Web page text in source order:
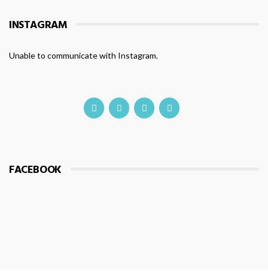
INSTAGRAM
Unable to communicate with Instagram.
FACEBOOK